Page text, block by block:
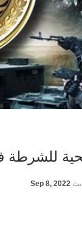
للشرطة
Sep 8, 2022